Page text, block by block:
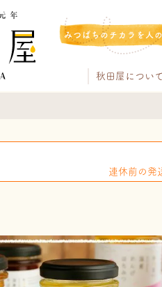
みつばちのチカラを人
秋田屋について
連休前の発